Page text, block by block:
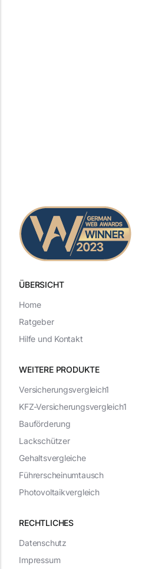
ÜBERSICHT
WEITERE PRODUKTE
RECHTLICHES
Datenschutz
Impressum
Versicherungsvergleich1
KFZ-Versicherungsvergleich1
Bauförderung
Lackschützer
Gehaltsvergleiche
Führerscheinumtausch
Photovoltaikvergleich
Home
Ratgeber
Hilfe und Kontakt